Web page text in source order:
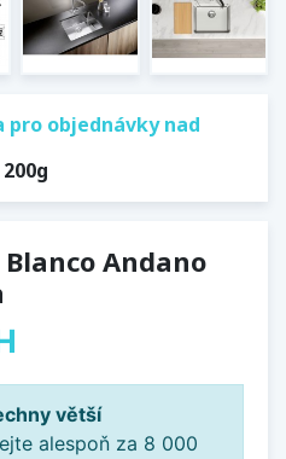
pro objednávky nad
Andano
větší
alespoň za 8 000